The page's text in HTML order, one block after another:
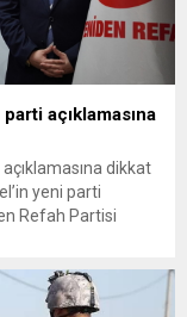
açıklamasına
dikkat
yeni parti
Refah Partisi
için büyük